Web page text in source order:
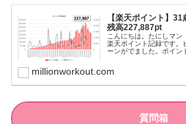
【楽天ポイント】
残高227,887pt
こんにちは。たにしマ
楽天ポイント記録です。
ーンがでました。ポイン
millionworkout.com
質問箱